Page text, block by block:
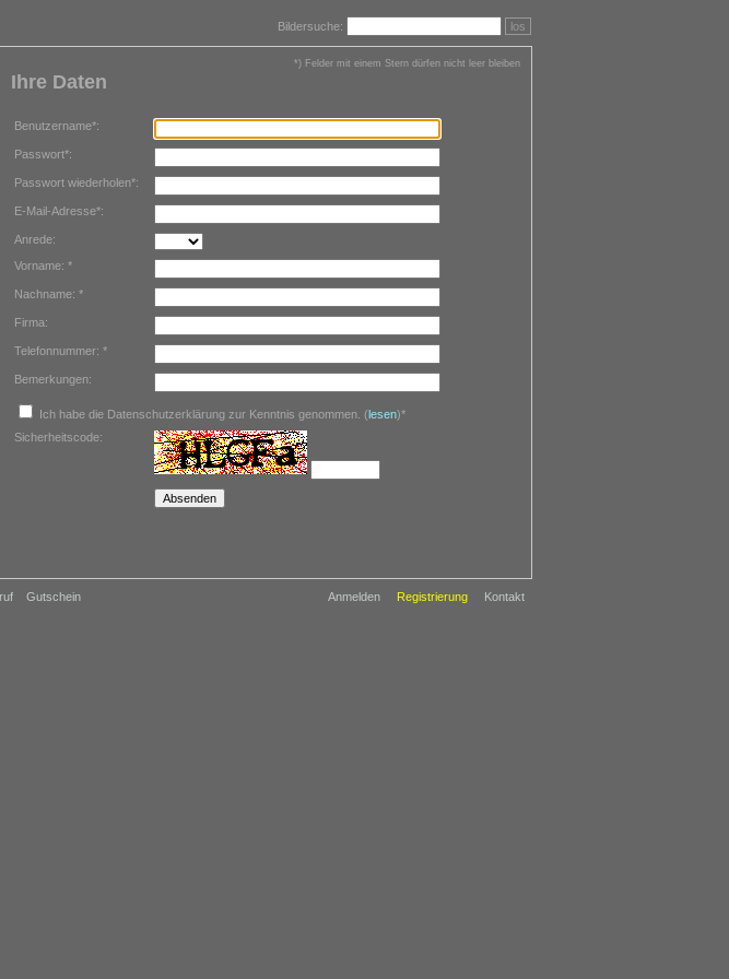
Bildersuche: los
Gutschein Anmelden Registrierung Kontakt
*) Felder mit einem Stern dürfen nicht leer bleiben
Ihre Daten
Benutzername*:
Passwort*:
Passwort wiederholen*:
E-Mail-Adresse*:
Anrede:
Vorname: *
Nachname: *
Firma:
Telefonnummer: *
Bemerkungen:
Ich habe die Datenschutzerklärung zur Kenntnis genommen. (lesen)*
Sicherheitscode: